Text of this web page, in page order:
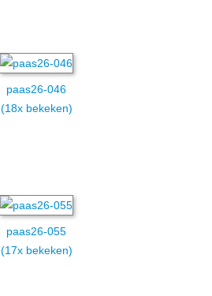
paas26-046
(18x bekeken)
paas26-055
(17x bekeken)